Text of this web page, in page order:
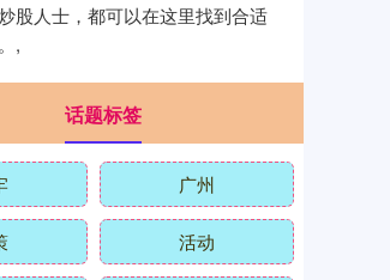
股人士，都可以在这里找到合适
,
话题标签
广州
活动